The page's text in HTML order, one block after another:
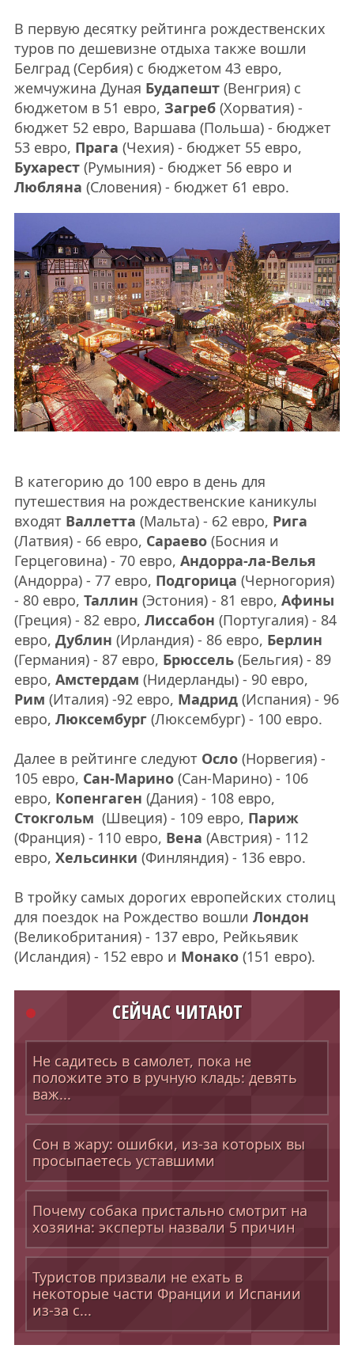
В первую десятку рейтинга рождественских
туров по дешевизне отдыха также вошли
Белград (Сербия) с бюджетом 43 евро,
жемчужина Дуная Будапешт(Венгрия) с
бюджетом в 51 евро, Загреб(Хорватия) -
бюджет 52 евро, Варшава (Польша) - бюджет
53 евро, Прага (Чехия) - бюджет 55 евро,
Бухарест(Румыния) - бюджет 56 евро и
Любляна (Словения) - бюджет 61 евро.
В категорию до 100 евро в день для
путешествия на рождественские каникулы
входят Валлетта (Мальта) - 62 евро, Рига
(Латвия) - 66 евро, Сараево(Босния и
Герцеговина) - 70 евро, Андорра-ла-Велья
(Андорра) - 77 евро, Подгорица (Черногория)
- 80 евро, Таллин (Эстония) - 81 евро, Афины
(Греция) - 82 евро, Лиссабон (Португалия) - 84
евро, Дублин (Ирландия) - 86 евро, Берлин
(Германия) - 87 евро, Брюссель(Бельгия) - 89
евро, Амстердам (Нидерланды) - 90 евро,
Рим (Италия) -92 евро, Мадрид(Испания) - 96
евро, Люксембург(Люксембург) - 100 евро.
Далее в рейтинге следуют Осло(Норвегия) -
105 евро, Сан-Марино(Сан-Марино) - 106
евро, Копенгаген (Дания) - 108 евро,
Стокгольм (Швеция) - 109 евро, Париж
(Франция) - 110 евро, Вена (Австрия) - 112
евро, Хельсинки (Финляндия) - 136 евро.
В тройку самых дорогих европейских столиц
для поездок на Рождество вошли Лондон
(Великобритания) - 137 евро, Рейкьявик
(Исландия) - 152 евро и Монако(151 евро).
СЕЙЧАС ЧИТАЮТ
Не садитесь в самолет, пока не
положите это в ручную кладь: девять
важ...
Сон в жару: ошибки, из-за которых вы
просыпаетесь уставшими
Почему собака пристально смотрит на
хозяина: эксперты назвали 5 причин
Туристов призвали не ехать в
некоторые части Франции и Испании
из-за с...